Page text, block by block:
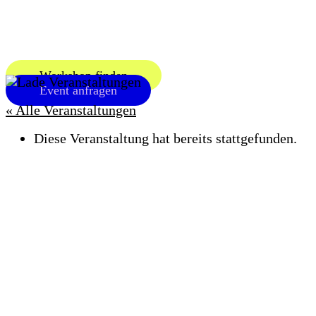
Workshop finden
Event anfragen
« Alle Veranstaltungen
Diese Veranstaltung hat bereits stattgefunden.